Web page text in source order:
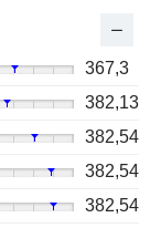
367,3
382,13
382,54
382,54
382,54